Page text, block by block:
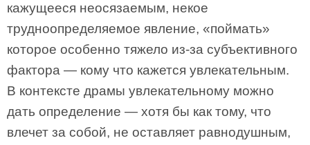
кажущееся неосязаемым, некое
трудноопределяемое явление, «поймать»
которое особенно тяжело из-за субъективного
фактора — кому что кажется увлекательным.
В контексте драмы увлекательному можно
дать определение — хотя бы как тому, что
влечет за собой, не оставляет равнодушным,